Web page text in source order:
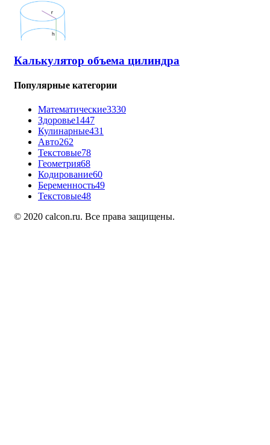
Калькулятор объема цилиндра
Популярные категории
Математические3330
Здоровье1447
Кулинарные431
Авто262
Текстовые78
Геометрия68
Кодирование60
Беременность49
Текстовые48
© 2020 calcon.ru. Все права защищены.